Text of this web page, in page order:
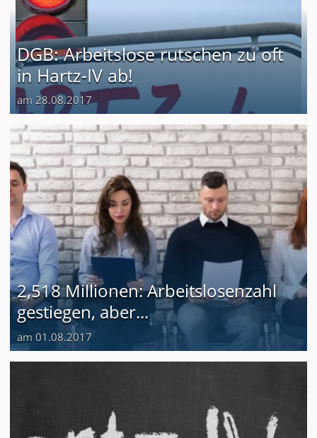
DGB: Arbeitslose rutschen zu oft
in Hartz-IV ab!
am 28.08.2017
2,518 Millionen: Arbeitslosenzahl
gestiegen, aber...
am 01.08.2017